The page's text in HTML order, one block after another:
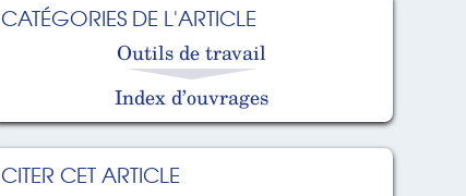
CATÉGORIES DE L'ARTICLE
Outils de travail
Index d’ouvrages
CITER CET ARTICLE